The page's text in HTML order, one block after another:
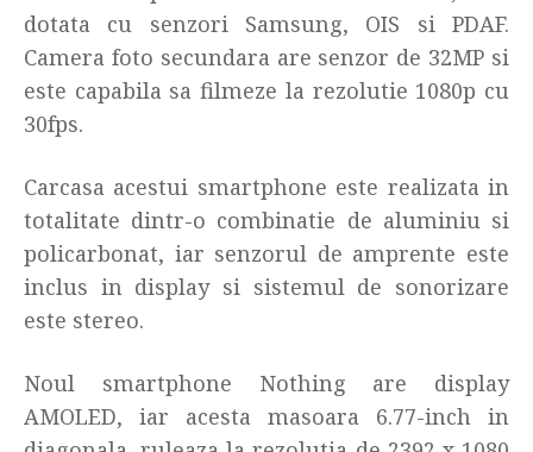
dotata cu senzori Samsung, OIS si PDAF.
Camera foto secundara are senzor de 32MP si
este capabila sa filmeze la rezolutie 1080p cu
30fps.
Carcasa acestui smartphone este realizata in
totalitate dintr-o combinatie de aluminiu si
policarbonat, iar senzorul de amprente este
inclus in display si sistemul de sonorizare
este stereo.
Noul smartphone Nothing are display
AMOLED, iar acesta masoara 6.77-inch in